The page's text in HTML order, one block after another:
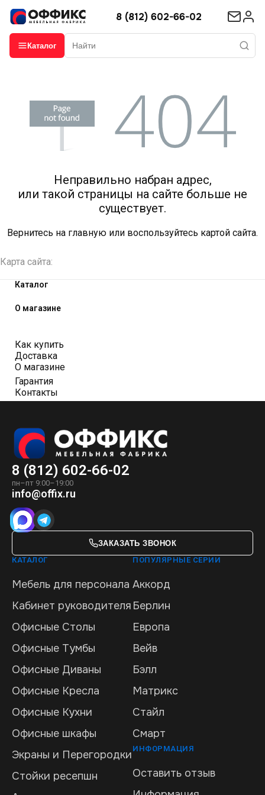
8 (812) 602-66-02
Каталог
Неправильно набран адрес,
или такой страницы на сайте больше не
существует.
Вернитесь на главную или воспользуйтесь картой сайта.
Карта сайта:
Каталог
О магазине
Как купить
Доставка
О магазине
Гарантия
Контакты
8 (812) 602-66-02
пн–пт 9:00–19:00
info@offix.ru
ЗАКАЗАТЬ ЗВОНОК
КАТАЛОГ
Мебель для персонала
Кабинет руководителя
Офисные Столы
Офисные Тумбы
Офисные Диваны
Офисные Кресла
Офисные Кухни
Офисные шкафы
Экраны и Перегородки
Стойки ресепшн
ПОПУЛЯРНЫЕ СЕРИИ
Аккорд
Берлин
Европа
Вейв
Бэлл
Матрикс
Стайл
Смарт
ИНФОРМАЦИЯ
Оставить отзыв